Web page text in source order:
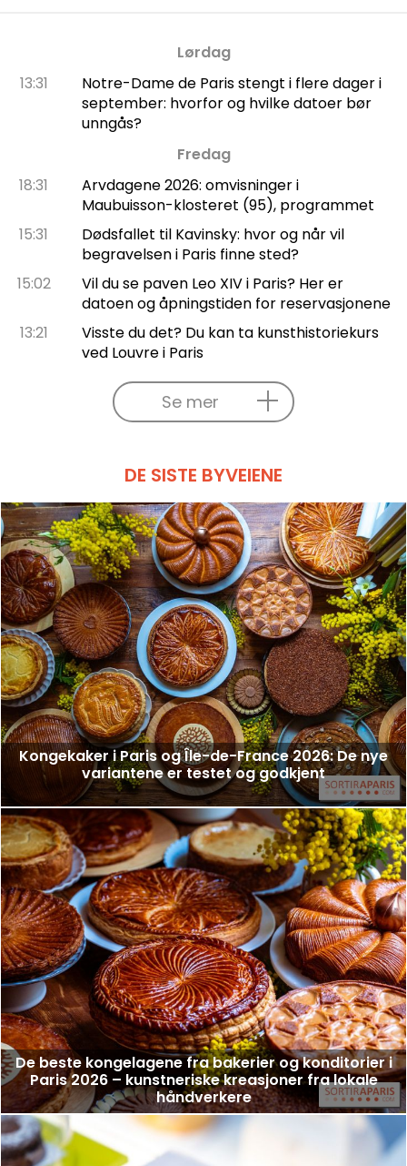
Lørdag
13:31
Notre-Dame de Paris stengt i flere dager i
september: hvorfor og hvilke datoer bør
unngås?
Fredag
18:31
Arvdagene 2026: omvisninger i
Maubuisson-klosteret (95), programmet
15:31
Dødsfallet til Kavinsky: hvor og når vil
begravelsen i Paris finne sted?
15:02
Vil du se paven Leo XIV i Paris? Her er
datoen og åpningstiden for reservasjonene
13:21
Visste du det? Du kan ta kunsthistoriekurs
ved Louvre i Paris
Se mer
DE SISTE BYVEIENE
Kongekaker i Paris og Île-de-France 2026: De nye
variantene er testet og godkjent
De beste kongelagene fra bakerier og konditorier i
Paris 2026 – kunstneriske kreasjoner fra lokale
håndverkere